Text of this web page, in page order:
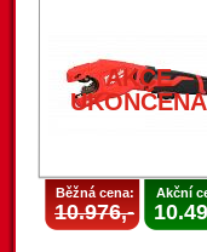
AKCE
UKONČENA
Běžná cena:
10.976,-
Akční